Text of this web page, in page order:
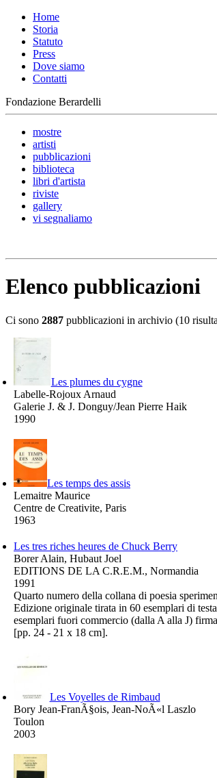
Home
Storia
Statuto
Press
Dove siamo
Contatti
Fondazione Berardelli
mostre
artisti
pubblicazioni
biblioteca
libri d'artista
riviste
gallery
vi segnaliamo
Elenco pubblicazioni
Ci sono 2887 pubblicazioni in archivio (10
Les plumes du cygne
Labelle-Rojoux Arnaud
Galerie J. & J. Donguy/Jean Pierre Haik
1990
Les temps des assis
Lemaitre Maurice
Centre de Creativite, Paris
1963
Les tres riches heures de Chuck Berry
Borer Alain, Hubaut Joel
EDITIONS DE LA C.R.E.M., Normandia
1991
Quarto numero della collana di poesia
Edizione originale tirata in 60 esemplari di
esemplari fuori commercio (dalla A alla J)
[pp. 24 - 21 x 18 cm].
Les Voyelles de Rimbaud
Bory Jean-FranÃ§ois, Jean-NoÃ«l Laszlo
Toulon
2003